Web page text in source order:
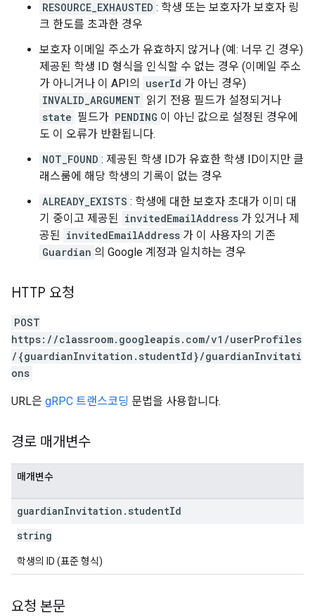
RESOURCE_EXHAUSTED : 학생 또는 보호자가 보호자 링
크 한도를 초과한 경우
보호자 이메일 주소가 유효하지 않거나 (예: 너무 긴 경우)
제공된 학생 ID 형식을 인식할 수 없는 경우 (이메일 주소
가 아니거나 이 API의
userId 가 아닌 경우)
INVALID_ARGUMENT 읽기 전용 필드가 설정되거나
state 필드가 PENDING 이 아닌 값으로 설정된 경우에
도 이 오류가 반환됩니다.
NOT_FOUND : 제공된 학생 ID가 유효한 학생 ID이지만 클
래스룸에 해당 학생의 기록이 없는 경우
ALREADY_EXISTS : 학생에 대한 보호자 초대가 이미 대
기 중이고 제공된 invitedEmailAddress 가 있거나 제
공된 invitedEmailAddress 가 이 사용자의 기존
Guardian 의 Google 계정과 일치하는 경우
HTTP 요청
POST
https://classroom.googleapis.com/v1/userProfiles
/{guardianInvitation.studentId}/guardianInvitati
ons
URL은 gRPC 트랜스코딩 문법을 사용합니다.
경로 매개변수
매개변수
guardianInvitation . studentId
string
학생의 ID (표준 형식)
요청 본문